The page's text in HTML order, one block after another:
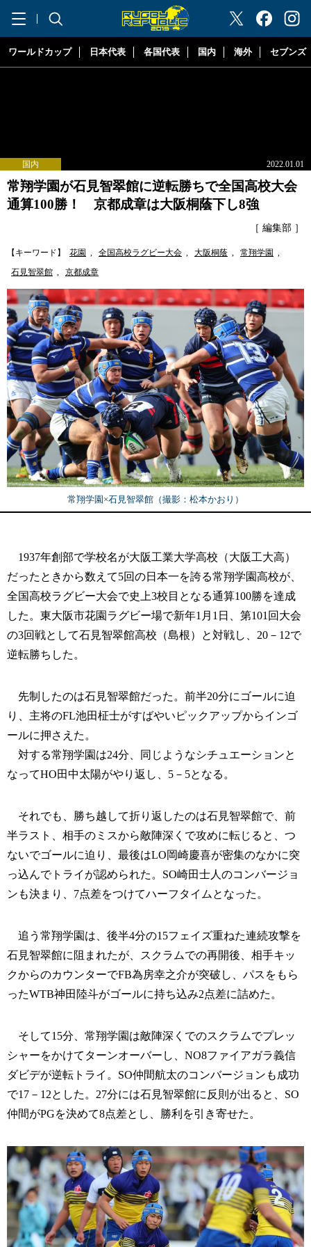
"ラグビーリパブリック"
ワールドカップ 日本代表 各国代表 国内 海外 セブンズ
国内 2022.01.01
常翔学園が石見智翠館に逆転勝ちで全国高校大会
通算100勝！ 京都成章は大阪桐蔭下し8強
［ 編集部 ］
【キーワード】 花園 , 全国高校ラグビー大会 , 大阪桐蔭 , 常翔学園 ,
石見智翠館 , 京都成章
常翔学園×石見智翠館（撮影：松本かおり）
1937年創部で学校名が大阪工業大学高校（大阪工大高）
だったときから数えて5回の日本一を誇る常翔学園高校が、
全国高校ラグビー大会で史上3校目となる通算100勝を達成
した。東大阪市花園ラグビー場で新年1月1日、第101回大会
の3回戦として石見智翠館高校（島根）と対戦し、20－12で
逆転勝ちした。
先制したのは石見智翠館だった。前半20分にゴールに迫
り、主将のFL池田柾士がすばやいピックアップからインゴ
ールに押さえた。
対する常翔学園は24分、同じようなシチュエーションと
なってHO田中太陽がやり返し、5－5となる。
それでも、勝ち越して折り返したのは石見智翠館で、前
半ラスト、相手のミスから敵陣深くで攻めに転じると、つ
ないでゴールに迫り、最後はLO岡崎慶喜が密集のなかに突
っ込んでトライが認められた。SO崎田士人のコンバージョ
ンも決まり、7点差をつけてハーフタイムとなった。
追う常翔学園は、後半4分の15フェイズ重ねた連続攻撃を
石見智翠館に阻まれたが、スクラムでの再開後、相手キッ
クからのカウンターでFB為房幸之介が突破し、パスをもら
ったWTB神田陸斗がゴールに持ち込み2点差に詰めた。
そして15分、常翔学園は敵陣深くでのスクラムでプレッ
シャーをかけてターンオーバーし、NO8ファイアガラ義信
ダビデが逆転トライ。SO仲間航太のコンバージョンも成功
で17－12とした。27分には石見智翠館に反則が出ると、SO
仲間がPGを決めて8点差とし、勝利を引き寄せた。